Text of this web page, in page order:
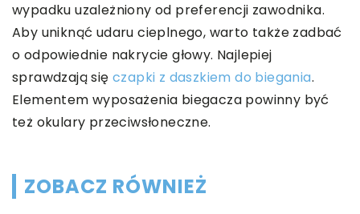
wypadku uzależniony od preferencji zawodnika.
Aby uniknąć udaru cieplnego, warto także zadbać
o odpowiednie nakrycie głowy. Najlepiej
sprawdzają sięczapki z daszkiem do biegania.
Elementem wyposażenia biegacza powinny być
też okulary przeciwsłoneczne.
ZOBACZ RÓWNIEŻ